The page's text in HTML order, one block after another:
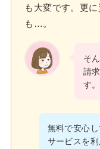
も大変です。更
も…。
そ
請
す。
無料で安心
サービスを